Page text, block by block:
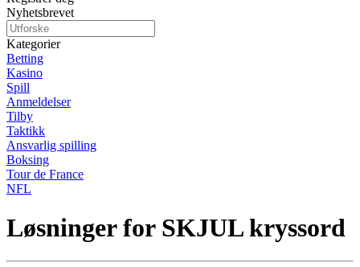
Nyhetsbrevet
Kategorier
Betting
Kasino
Spill
Anmeldelser
Tilby
Taktikk
Ansvarlig spilling
Boksing
Tour de France
NFL
Løsninger for SKJUL kryssord